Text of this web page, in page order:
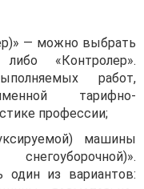
— можно выбрать
«Контролер».
работ,
тарифно-
профессии;
машины
один из вариантов: